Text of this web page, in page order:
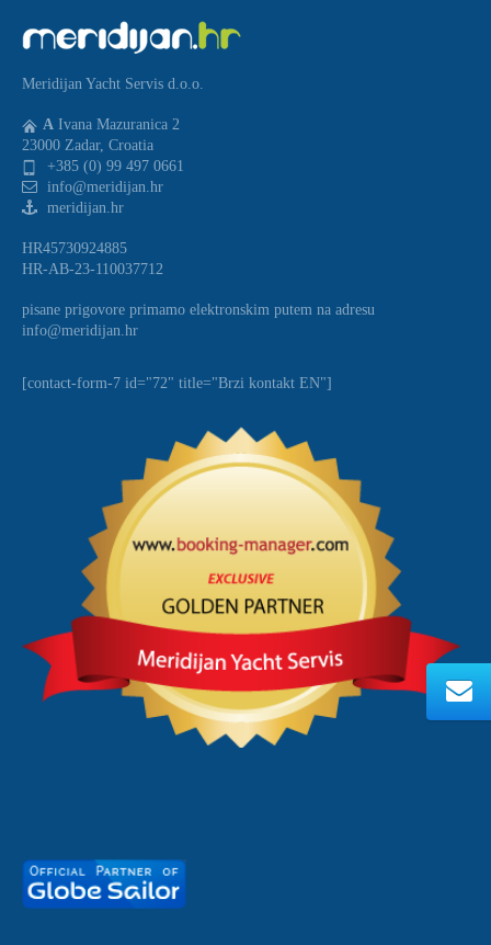
Meridijan Yacht Servis d.o.o.
A Ivana Mazuranica 2
23000 Zadar, Croatia
+385 (0) 99 497 0661
info@meridijan.hr
meridijan.hr
HR45730924885
HR-AB-23-110037712
pisane prigovore primamo elektronskim putem na adresu
info@meridijan.hr
[contact-form-7 id="72" title="Brzi kontakt EN"]